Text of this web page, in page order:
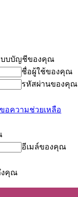
บบบัญชีของคุณ
ชื่อผู้ใช้ของคุณ
รหัสผ่านของคุณ
อความช่วยเหลือ
อีเมล์ของคุณ
งคุณ